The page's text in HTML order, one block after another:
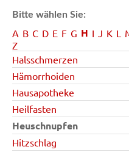
Bitte wählen Sie:
A B C D E F G H I J K L
Z
Halsschmerzen
Hämorrhoiden
Hausapotheke
Heilfasten
Heuschnupfen
Hitzschlag